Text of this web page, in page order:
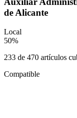
de Alicante
Local
50%
233 de 470 artículos
Compatible